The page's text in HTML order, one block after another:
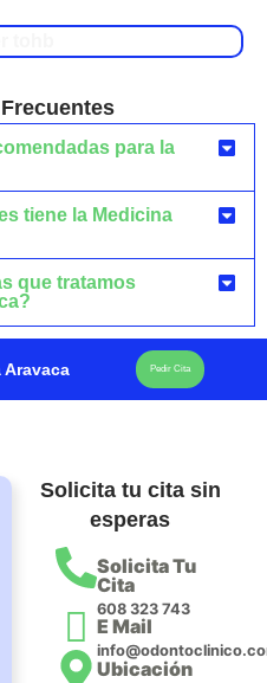
para la
tiene la Medicina
que tratamos
Aravaca Pedir Cita
Solicita tu cita sin
esperas
Solicita Tu
Cita
608 323 743
E Mail
Ubicación